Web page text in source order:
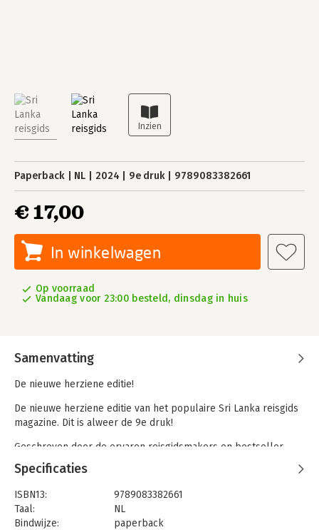
Paperback NL 2024 9e druk 9789083382661
€ 17,00
In winkelwagen
Op voorraad
Vandaag voor 23:00 besteld, dinsdag in huis
Samenvatting
De nieuwe herziene editie!
De nieuwe herziene editie van het populaire Sri Lanka reisgids
magazine. Dit is alweer de 9e druk!
Geschreven door de ervaren reisgidsmakers en bestseller-
auteurs van REiSREPORT.
Compleet geactualiseerd
Voorbeeld reisroutes + gratis mobiele app voor onderweg
Specificaties
ISBN13:
9789083382661
Taal:
NL
Bindwijze:
paperback